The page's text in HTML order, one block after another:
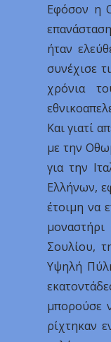
Εφόσον η
ήταν
συνέχισε
χρόνια
Και γιατί
με την
για την
Ελλήνων,
έτοιμη να
Σουλίου,
Υψηλή
μπορούσε
ρίχτηκαν